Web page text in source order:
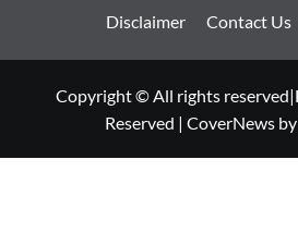
Disclaimer Contact Us
Copyright © All rights
Reserved | CoverNews